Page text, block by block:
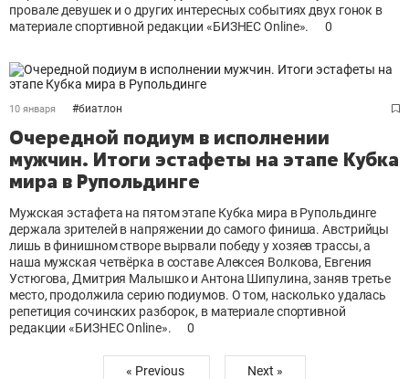
провале девушек и о других интересных событиях двух гонок в
материале спортивной редакции «БИЗНЕС Online».
0
10 января #биатлон
Очередной подиум в исполнении
мужчин. Итоги эстафеты на этапе Кубка
мира в Рупольдинге
Мужская эстафета на пятом этапе Кубка мира в Рупольдинге
держала зрителей в напряжении до самого финиша. Австрийцы
лишь в финишном створе вырвали победу у хозяев трассы, а
наша мужская четвёрка в составе Алексея Волкова, Евгения
Устюгова, Дмитрия Малышко и Антона Шипулина, заняв третье
место, продолжила серию подиумов. О том, насколько удалась
репетиция сочинских разборок, в материале спортивной
редакции «БИЗНЕС Online».
0
« Previous Next »